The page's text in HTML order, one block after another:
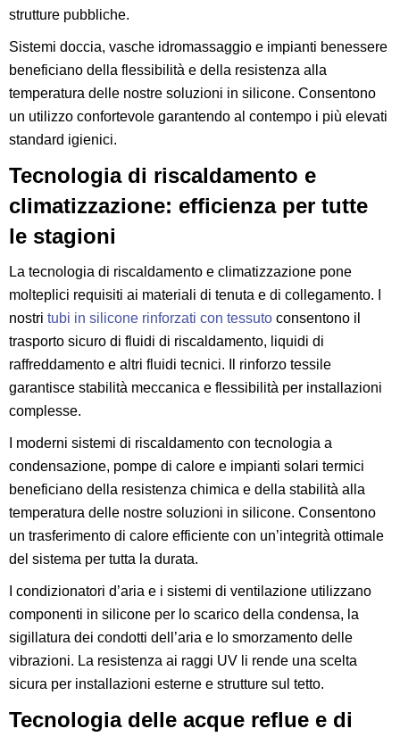
strutture pubbliche.
Sistemi doccia, vasche idromassaggio e impianti benessere
beneficiano della flessibilità e della resistenza alla
temperatura delle nostre soluzioni in silicone. Consentono
un utilizzo confortevole garantendo al contempo i più elevati
standard igienici.
Tecnologia di riscaldamento e
climatizzazione: efficienza per tutte
le stagioni
La tecnologia di riscaldamento e climatizzazione pone
molteplici requisiti ai materiali di tenuta e di collegamento. I
nostri tubi in silicone rinforzati con tessuto consentono il
trasporto sicuro di fluidi di riscaldamento, liquidi di
raffreddamento e altri fluidi tecnici. Il rinforzo tessile
garantisce stabilità meccanica e flessibilità per installazioni
complesse.
I moderni sistemi di riscaldamento con tecnologia a
condensazione, pompe di calore e impianti solari termici
beneficiano della resistenza chimica e della stabilità alla
temperatura delle nostre soluzioni in silicone. Consentono
un trasferimento di calore efficiente con un’integrità ottimale
del sistema per tutta la durata.
I condizionatori d’aria e i sistemi di ventilazione utilizzano
componenti in silicone per lo scarico della condensa, la
sigillatura dei condotti dell’aria e lo smorzamento delle
vibrazioni. La resistenza ai raggi UV li rende una scelta
sicura per installazioni esterne e strutture sul tetto.
Tecnologia delle acque reflue e di